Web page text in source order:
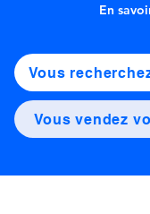
En
Vous
Vous vendez